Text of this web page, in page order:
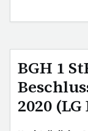
BGH 1
2020